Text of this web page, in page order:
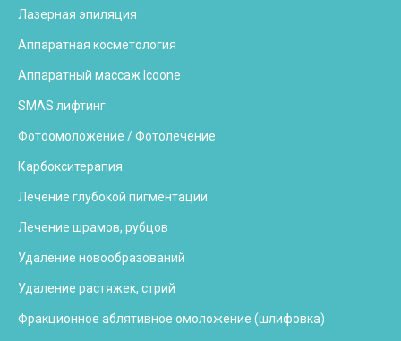
new
window
Лазерная эпиляция
Аппаратная косметология
Аппаратный массаж Icoone
SMAS лифтинг
Фотоомоложение / Фотолечение
Карбокситерапия
Лечение глубокой пигментации
Лечение шрамов, рубцов
Удаление новообразований
Удаление растяжек, стрий
Фракционное аблятивное омоложение (шлифовка)